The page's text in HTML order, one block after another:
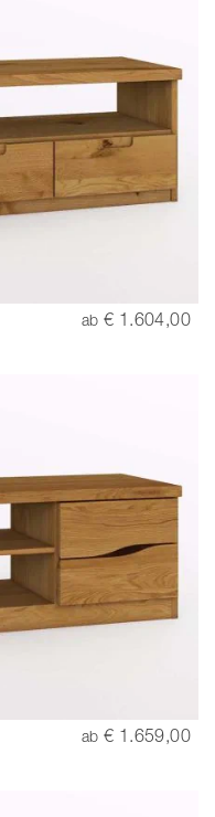
ab € 1.604,00
ab € 1.659,00